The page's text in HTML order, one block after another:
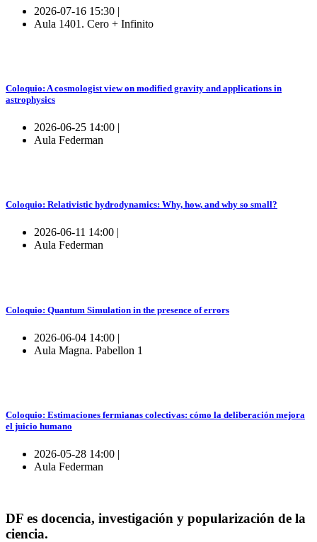
2026-07-16 15:30 |
Aula 1401. Cero + Infinito
Coloquio: A cosmologist view on modified gravity and applications in
astrophysics
2026-06-25 14:00 |
Aula Federman
Coloquio: Relativistic hydrodynamics: Why, how, and why so small?
2026-06-11 14:00 |
Aula Federman
Coloquio: Quantum Simulation in the presence of errors
2026-06-04 14:00 |
Aula Magna. Pabellon 1
Coloquio: Estimaciones fermianas colectivas: cómo la deliberación mejora
el juicio humano
2026-05-28 14:00 |
Aula Federman
DF es docencia, investigación y popularización de la
ciencia.